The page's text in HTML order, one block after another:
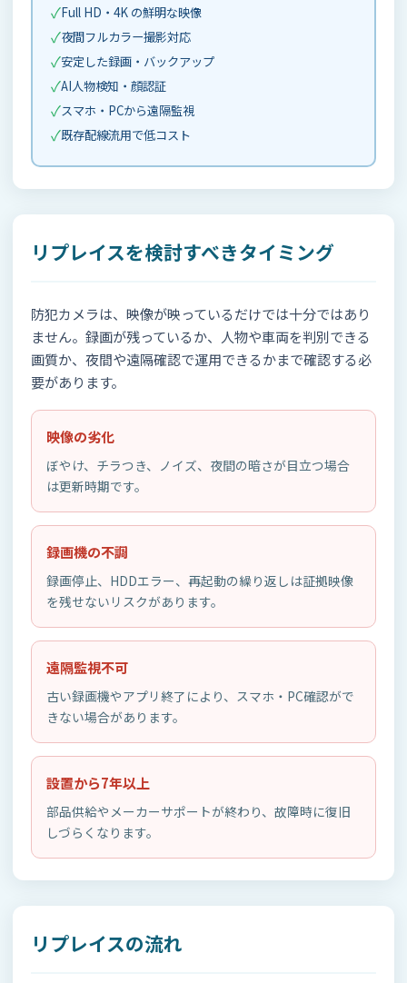
✓Full HD・4K の鮮明な映像
✓夜間フルカラー撮影対応
✓安定した録画・バックアップ
✓AI人物検知・顔認証
✓スマホ・PCから遠隔監視
✓既存配線流用で低コスト
リプレイスを検討すべきタイミング
防犯カメラは、映像が映っているだけでは十分ではあり
ません。録画が残っているか、人物や車両を判別できる
画質か、夜間や遠隔確認で運用できるかまで確認する必
要があります。
映像の劣化
ぼやけ、チラつき、ノイズ、夜間の暗さが目立つ場合
は更新時期です。
録画機の不調
録画停止、HDDエラー、再起動の繰り返しは証拠映像
を残せないリスクがあります。
遠隔監視不可
古い録画機やアプリ終了により、スマホ・PC確認がで
きない場合があります。
設置から7年以上
部品供給やメーカーサポートが終わり、故障時に復旧
しづらくなります。
リプレイスの流れ